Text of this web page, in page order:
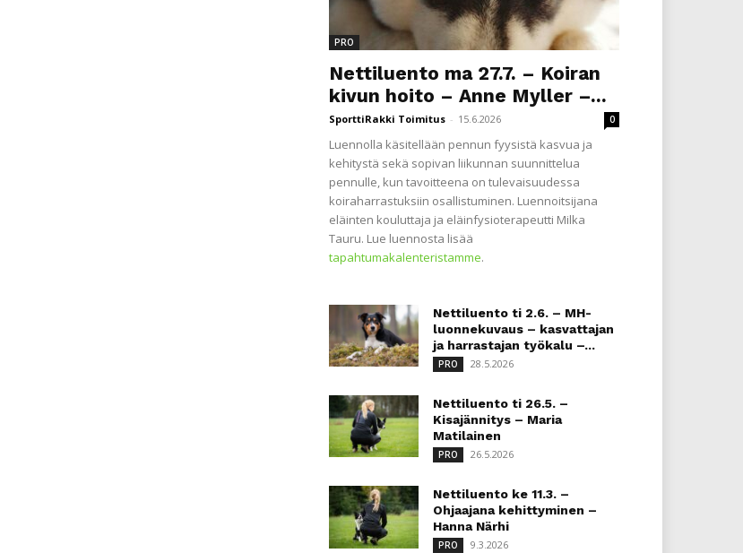
PRO
Nettiluento ma 27.7. – Koiran
kivun hoito – Anne Myller –...
SporttiRakki Toimitus - 15.6.2026 0
Luennolla käsitellään pennun fyysistä kasvua ja
kehitystä sekä sopivan liikunnan suunnittelua
pennulle, kun tavoitteena on tulevaisuudessa
koiraharrastuksiin osallistuminen. Luennoitsijana
eläinten kouluttaja ja eläinfysioterapeutti Milka
Tauru. Lue luennosta lisää
tapahtumakalenteristamme.
Nettiluento ti 2.6. – MH-
luonnekuvaus – kasvattajan
ja harrastajan työkalu –...
PRO 28.5.2026
Nettiluento ti 26.5. –
Kisajännitys – Maria
Matilainen
PRO 26.5.2026
Nettiluento ke 11.3. –
Ohjaajana kehittyminen –
Hanna Närhi
PRO 9.3.2026